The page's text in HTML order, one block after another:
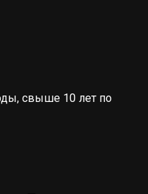
свыше 10 лет по